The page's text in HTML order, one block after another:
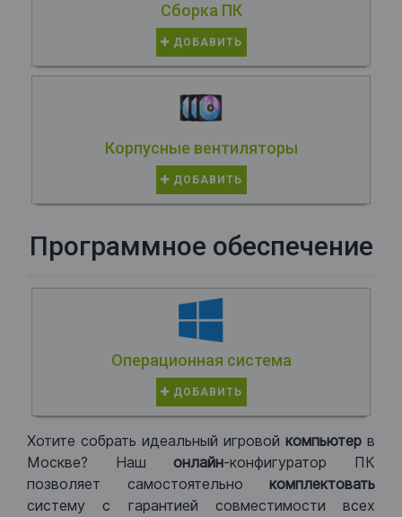
Сборка ПК
ДОБАВИТЬ
Корпусные вентиляторы
ДОБАВИТЬ
Программное обеспечение
Операционная система
ДОБАВИТЬ
Хотите собрать идеальный игровой компьютер в
Москве? Нашонлайн-конфигуратор ПК
позволяет самостоятельно комплектовать
систему с гарантией совместимости всех